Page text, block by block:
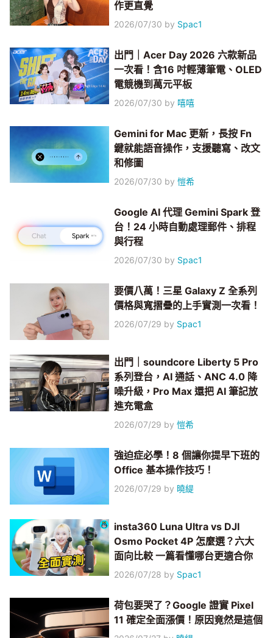
作更直覺
2026/07/30 by Spac1
出門｜Acer Day 2026 六款新品
一次看！含16 吋輕薄筆電、OLED
電競機到萬元平板
2026/07/30 by 嘻嘻
Gemini for Mac 更新，長按 Fn
鍵就能語音操作，支援聽寫、改文
和修圖
2026/07/30 by愷希
Google AI 代理 Gemini Spark 登
台！24 小時自動處理郵件、排程
與行程
2026/07/30 by Spac1
要價八萬！三星 Galaxy Z 全系列
價格與寬摺疊的上手實測一次看！
2026/07/29 by Spac1
出門｜soundcore Liberty 5 Pro
系列登台，AI 通話、ANC 4.0 降
噪升級，Pro Max 還把 AI 筆記放
進充電盒
2026/07/29 by愷希
強迫症必學！8 個讓你提早下班的
Office 基本操作技巧！
2026/07/29 by 曉緹
insta360 Luna Ultra vs DJI
Osmo Pocket 4P 怎麼選？六大
面向比較 一篇看懂哪台更適合你
2026/07/28 by Spac1
荷包要哭了？Google 證實 Pixel
11 確定全面漲價！原因竟然是這個